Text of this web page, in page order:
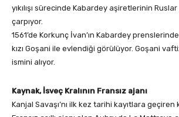
yıkılışı sürecinde Kabardey aşiretlerinin
çarpıyor.
1561’de Korkunç İvan’ın Kabardey
kızı Goşani ile evlendiği görülüyor. Goşani
ismini alıyor.
Kaynak, İsveç Kralının Fransız ajanı
Kanjal Savaşı’nı ilk kez tarihi kayıtlara geçiren